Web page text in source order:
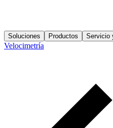
Soluciones Productos Servicio
Velocimetría